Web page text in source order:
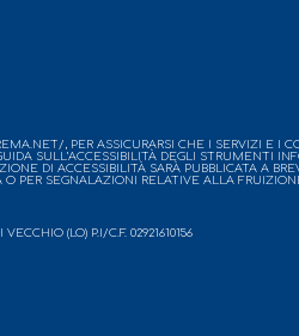
, PER ASSICURARSI CHE I SERVIZI E I
SULL’ACCESSIBILITÀ DEGLI STRUMENTI
DI ACCESSIBILITÀ SARÀ PUBBLICATA A
PER SEGNALAZIONI RELATIVE ALLA
(LO) P.I/C.F. 02921610156